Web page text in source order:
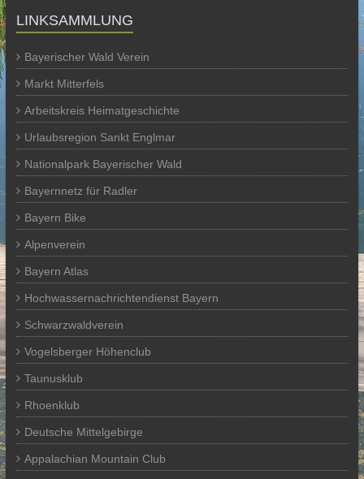
LINKSAMMLUNG
Bayerischer Wald Verein
Markt Mitterfels
Arbeitskreis Heimatgeschichte
Urlaubsregion Sankt Englmar
Nationalpark Bayerischer Wald
Bayernnetz für Radler
Bayern Bike
Alpenverein
Bayern Atlas
Hochwassernachrichtendienst Bayern
Schwarzwaldverein
Vogelsberger Höhenclub
Taunusklub
Rhoenklub
Deutsche Mittelgebirge
Appalachian Mountain Club